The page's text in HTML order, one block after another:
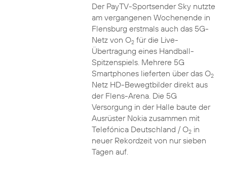
Der PayTV-Sportsender Sky nutzte
am vergangenen Wochenende in
Flensburg erstmals auch das 5G-
Netz von O2für die Live-
Übertragung eines Handball-
Spitzenspiels. Mehrere 5G
Smartphones lieferten über das O2
Netz HD-Bewegtbilder direkt aus
der Flens-Arena. Die 5G
Versorgung in der Halle baute der
Ausrüster Nokia zusammen mit
Telefónica Deutschland / O2in
neuer Rekordzeit von nur sieben
Tagen auf.